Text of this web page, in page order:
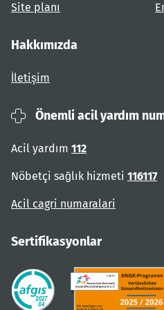
Site planı
Hakkımızda
İletişim
Önemli acil yardım
Acil yardım 112
Nöbetçi sağlık hizmeti 116117
Acil cagri numaralari
Sertifikasyonlar